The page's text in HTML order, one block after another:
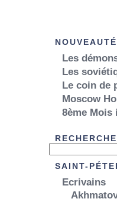
Les
Les
Le coin de
Moscow
8ème Mois
SAINT-
Ecrivains